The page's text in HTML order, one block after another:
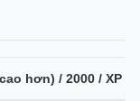
hơn) / 2000 / XP